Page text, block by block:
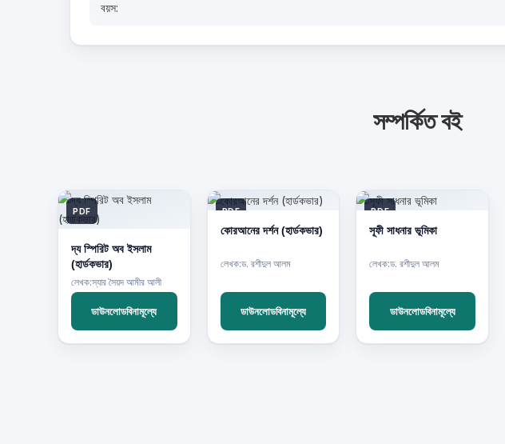
বয়স:
সম্পর্কিত বই
PDF
দ্য স্পিরিট অব ইসলাম
(হার্ডকভার)
লেখক:স্যার সৈয়দ আমীর আলী
ডাউনলোডবিনামূল্যে
PDF
কোরআনের দর্শন (হার্ডকভার)
লেখক:ড. রশীদুল আলম
ডাউনলোডবিনামূল্যে
PDF
সূফী সাধনার ভূমিকা
লেখক:ড. রশীদুল আলম
ডাউনলোডবিনামূল্যে